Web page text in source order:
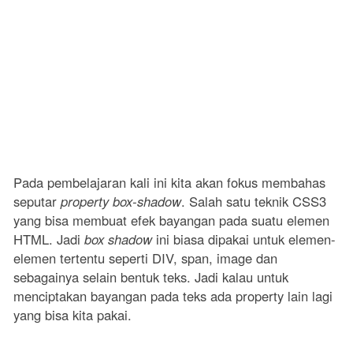
Pada pembelajaran kali ini kita akan fokus membahas
seputar property box-shadow. Salah satu teknik CSS3
yang bisa membuat efek bayangan pada suatu elemen
HTML. Jadi box shadowini biasa dipakai untuk elemen-
elemen tertentu seperti DIV, span, image dan
sebagainya selain bentuk teks. Jadi kalau untuk
menciptakan bayangan pada teks ada property lain lagi
yang bisa kita pakai.